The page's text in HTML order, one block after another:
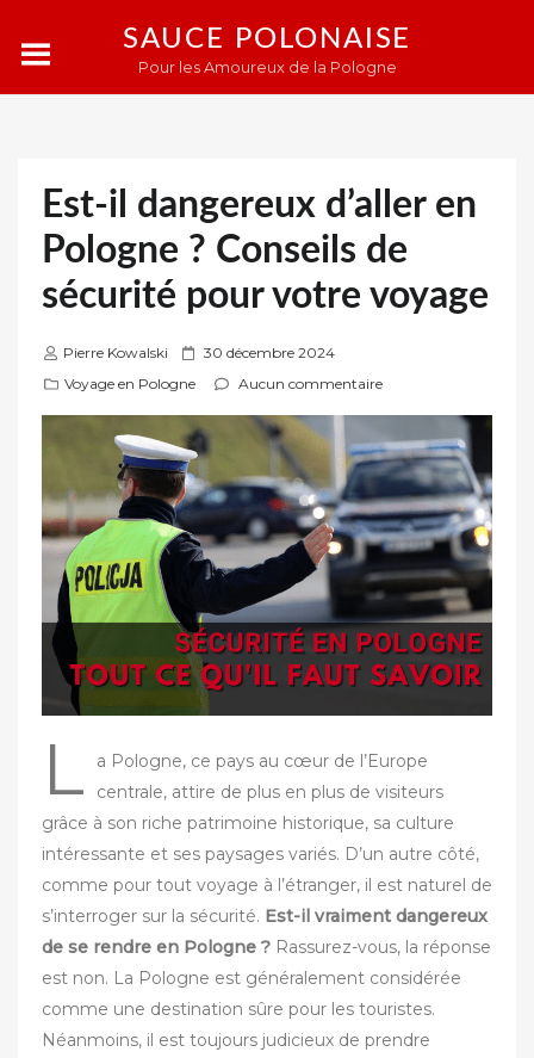
SAUCE POLONAISE
Pour les Amoureux de la Pologne
Est-il dangereux d’aller en
Pologne ? Conseils de
sécurité pour votre voyage
Pierre Kowalski
P
u
l
é
s
u
r
30 décembre 2024
Voyage en Pologne
Aucun commentaire
L
a Pologne, ce pays au cœur de l’Europe
centrale, attire de plus en plus de visiteurs
grâce à son riche patrimoine historique, sa culture
intéressante et ses paysages variés. D’un autre côté,
comme pour tout voyage à l’étranger, il est naturel de
s’interroger sur la sécurité. Est-il vraiment dangereux
de se rendre en Pologne ? Rassurez-vous, la réponse
est non. La Pologne est généralement considérée
comme une destination sûre pour les touristes.
Néanmoins, il est toujours judicieux de prendre